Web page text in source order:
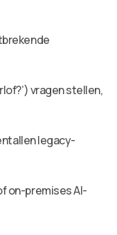
vragen stellen,
legacy-
on-premises AI-